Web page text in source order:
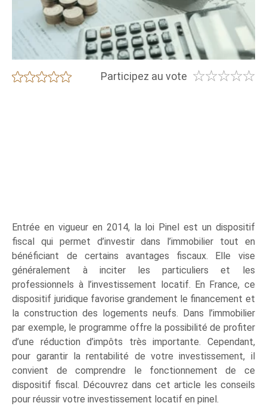
Participez au vote ☆☆☆☆☆
★★★★★
Entrée en vigueur en 2014, la loi Pinel est un dispositif
fiscal qui permet d’investir dans l’immobilier tout en
bénéficiant de certains avantages fiscaux. Elle vise
généralement à inciter les particuliers et les
professionnels à l’investissement locatif. En France, ce
dispositif juridique favorise grandement le financement et
la construction des logements neufs. Dans l’immobilier
par exemple, le programme offre la possibilité de profiter
d’une réduction d’impôts très importante. Cependant,
pour garantir la rentabilité de votre investissement, il
convient de comprendre le fonctionnement de ce
dispositif fiscal. Découvrez dans cet article les conseils
pour réussir votre investissement locatif en pinel.